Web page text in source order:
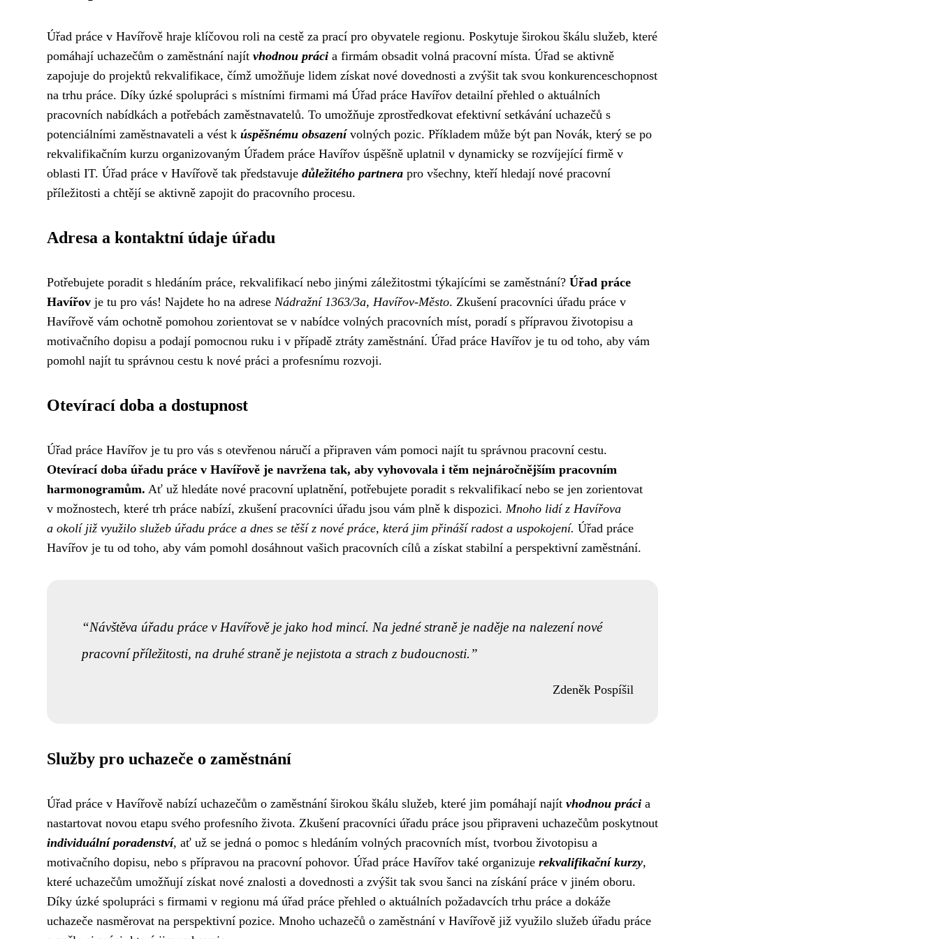
Úřad práce v Havířově hraje klíčovou roli na cestě za prací pro obyvatele regionu. Poskytuje širokou škálu služeb, které
pomáhají uchazečům o zaměstnání najít vhodnou práci a firmám obsadit volná pracovní místa. Úřad se aktivně
zapojuje do projektů rekvalifikace, čímž umožňuje lidem získat nové dovednosti a zvýšit tak svou konkurenceschopnost
na trhu práce. Díky úzké spolupráci s místními firmami má Úřad práce Havířov detailní přehled o aktuálních
pracovních nabídkách a potřebách zaměstnavatelů. To umožňuje zprostředkovat efektivní setkávání uchazečů s
potenciálními zaměstnavateli a vést k úspěšnému obsazenívolných pozic. Příkladem může být pan Novák, který se po
rekvalifikačním kurzu organizovaným Úřadem práce Havířov úspěšně uplatnil v dynamicky se rozvíjející firmě v
oblasti IT. Úřad práce v Havířově tak představuje důležitého partnera pro všechny, kteří hledají nové pracovní
příležitosti a chtějí se aktivně zapojit do pracovního procesu.
Adresa a kontaktní údaje úřadu
Potřebujete poradit s hledáním práce, rekvalifikací nebo jinými záležitostmi týkajícími se zaměstnání? Úřad práce
Havířov je tu pro vás! Najdete ho na adrese Nádražní 1363/3a, Havířov-Město. Zkušení pracovníci úřadu práce v
Havířově vám ochotně pomohou zorientovat se v nabídce volných pracovních míst, poradí s přípravou životopisu a
motivačního dopisu a podají pomocnou ruku i v případě ztráty zaměstnání. Úřad práce Havířov je tu od toho, aby vám
pomohl najít tu správnou cestu k nové práci a profesnímu rozvoji.
Otevírací doba a dostupnost
Úřad práce Havířov je tu pro vás s otevřenou náručí a připraven vám pomoci najít tu správnou pracovní cestu.
Otevírací doba úřadu práce v Havířově je navržena tak, aby vyhovovala i těm nejnáročnějším pracovním
harmonogramům. Ať už hledáte nové pracovní uplatnění, potřebujete poradit s rekvalifikací nebo se jen zorientovat
v možnostech, které trh práce nabízí, zkušení pracovníci úřadu jsou vám plně k dispozici. Mnoho lidí z Havířova
a okolí již využilo služeb úřadu práce a dnes se těší z nové práce, která jim přináší radost a uspokojení. Úřad práce
Havířov je tu od toho, aby vám pomohl dosáhnout vašich pracovních cílů a získat stabilní a perspektivní zaměstnání.
Návštěva úřadu práce v Havířově je jako hod mincí. Na jedné straně je naděje na nalezení nové
pracovní příležitosti, na druhé straně je nejistota a strach z budoucnosti.
Zdeněk Pospíšil
Služby pro uchazeče o zaměstnání
Úřad práce v Havířově nabízí uchazečům o zaměstnání širokou škálu služeb, které jim pomáhají najít vhodnou práci a
nastartovat novou etapu svého profesního života. Zkušení pracovníci úřadu práce jsou připraveni uchazečům poskytnout
individuální poradenství, ať už se jedná o pomoc s hledáním volných pracovních míst, tvorbou životopisu a
motivačního dopisu, nebo s přípravou na pracovní pohovor. Úřad práce Havířov také organizuje rekvalifikační kurzy,
které uchazečům umožňují získat nové znalosti a dovednosti a zvýšit tak svou šanci na získání práce v jiném oboru.
Díky úzké spolupráci s firmami v regionu má úřad práce přehled o aktuálních požadavcích trhu práce a dokáže
uchazeče nasměrovat na perspektivní pozice. Mnoho uchazečů o zaměstnání v Havířově již využilo služeb úřadu práce